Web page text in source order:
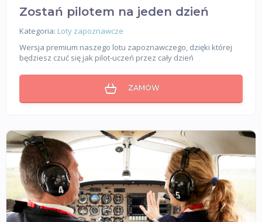
Zostań pilotem na jeden dzień
Kategoria: Loty zapoznawcze
Wersja premium naszego lotu zapoznawczego, dzięki której
będziesz czuć się jak pilot-uczeń przez cały dzień
ZAMÓW